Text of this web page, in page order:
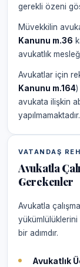
gerekli özeni
Müvekkilin
Kanunu m.36
avukatlık
Avukatlar için
Kanunu m.164)
avukata ilişkin
yapılmamaktadır.
VATANDAŞ
Avukatla
Gerekenler
Avukatla
bir adımdır.
Avukatlık